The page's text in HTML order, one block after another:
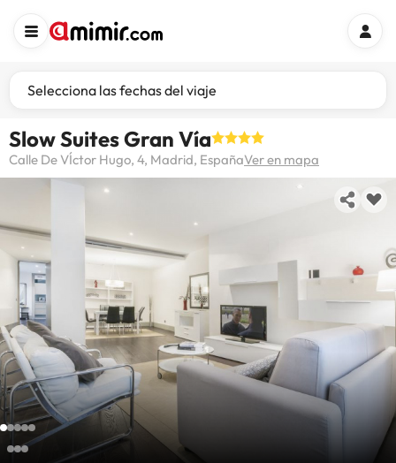
Selecciona las fechas del viaje
Slow Suites Gran Vía
Calle De VÍctor Hugo, 4, Madrid, EspañaVer en mapa